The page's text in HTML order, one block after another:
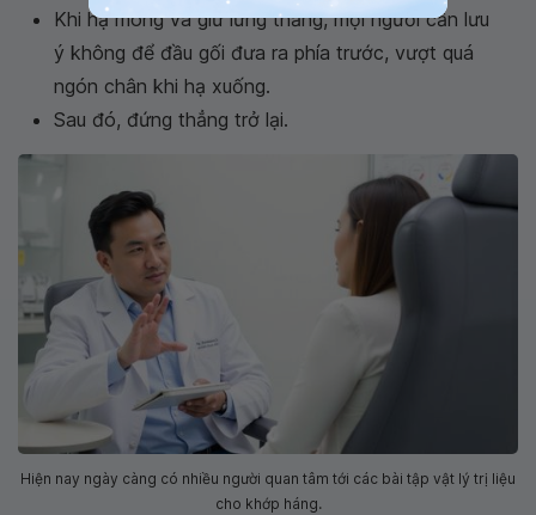
Khi hạ mông và giữ lưng thẳng, mọi người cần lưu
ý không để đầu gối đưa ra phía trước, vượt quá
ngón chân khi hạ xuống.
Sau đó, đứng thẳng trở lại.
Hiện nay ngày càng có nhiều người quan tâm tới các bài tập vật lý trị liệu
cho khớp háng.